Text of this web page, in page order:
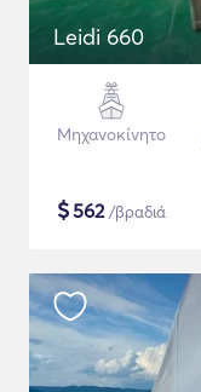
Leidi 660
Μηχανοκίνητο
$562/βραδιά